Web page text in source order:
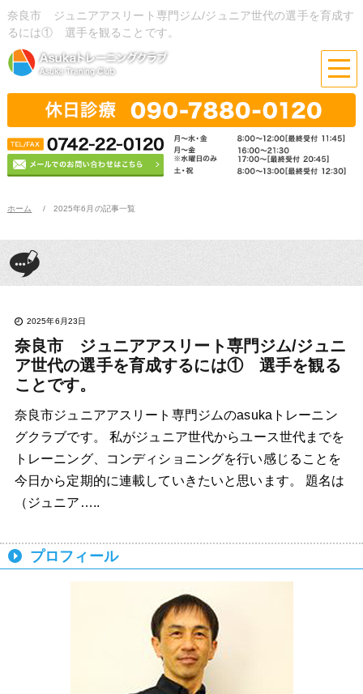
奈良市 ジュニアアスリート専門ジム/ジュニア世代の選手を育成す
るには① 選手を観ることです。
ホーム 2025年6月の記事一覧
2025年6月23日
奈良市 ジュニアアスリート専門ジム/ジュニ
ア世代の選手を育成するには① 選手を観る
ことです。
奈良市ジュニアアスリート専門ジムのasukaトレーニン
グクラブです。 私がジュニア世代からユース世代までを
トレーニング、コンディショニングを行い感じることを
今日から定期的に連載していきたいと思います。 題名は
（ジュニア…..
プロフィール